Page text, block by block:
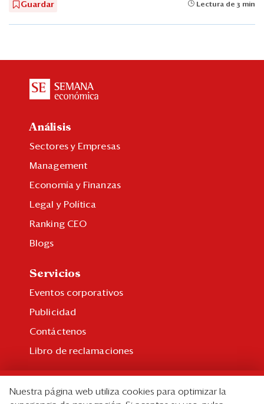
Guardar Lectura de 3 min
Análisis
Sectores y Empresas
Management
Economía y Finanzas
Legal y Política
Ranking CEO
Blogs
Servicios
Eventos corporativos
Publicidad
Contáctenos
Libro de reclamaciones
Suscripción individual
Nuestra página web utiliza cookies para optimizar la